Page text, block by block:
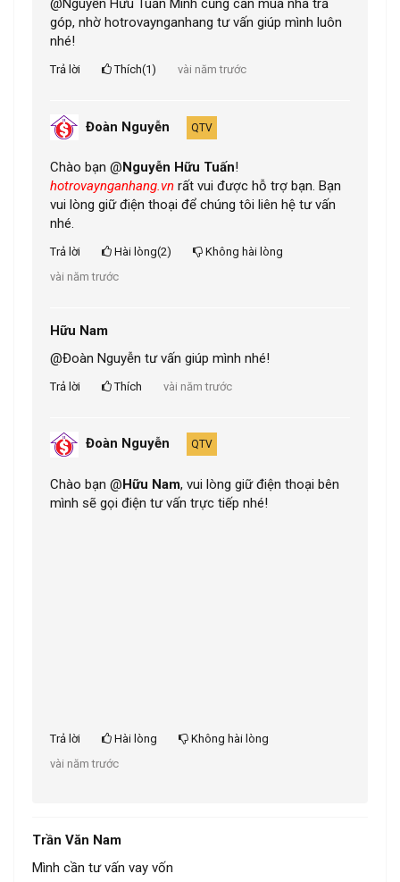
@Nguyễn Hữu Tuấn Mình cũng cần mua nhà trả
góp, nhờ hotrovaynganhang tư vấn giúp mình luôn
nhé!
Trả lời Thích(1) vài năm trước
Đoàn Nguyễn QTV
Chào bạn @Nguyễn Hữu Tuấn!
hotrovaynganhang.vn rất vui được hỗ trợ bạn. Bạn
vui lòng giữ điện thoại để chúng tôi liên hệ tư vấn
nhé.
Trả lời Hài lòng(2)
Không hài lòng
vài năm trước
Hữu Nam
@Đoàn Nguyễn tư vấn giúp mình nhé!
Trả lời Thích vài năm trước
Đoàn Nguyễn QTV
Chào bạn @Hữu Nam, vui lòng giữ điện thoại bên
mình sẽ gọi điện tư vấn trực tiếp nhé!
Trả lời Hài lòng
Không hài lòng
vài năm trước
Trần Văn Nam
Mình cần tư vấn vay vốn